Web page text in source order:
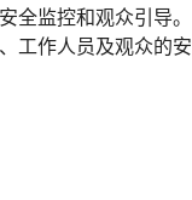
全监控和观众引导。
工作人员及观众的安